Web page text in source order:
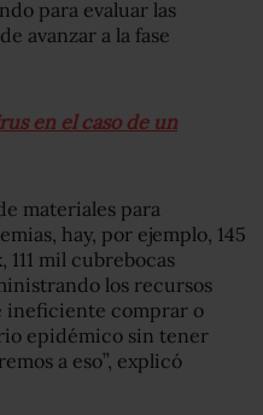
para evaluar las
avanzar a la fase
en el caso de un
materiales para
hay, por ejemplo, 145
111 mil cubrebocas
los recursos
ineficiente comprar o
epidémico sin tener
a eso”, explicó